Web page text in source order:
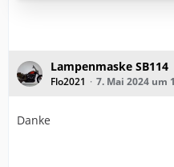
Lampenmaske SB114
Flo2021 7. Mai 2024 um
Danke